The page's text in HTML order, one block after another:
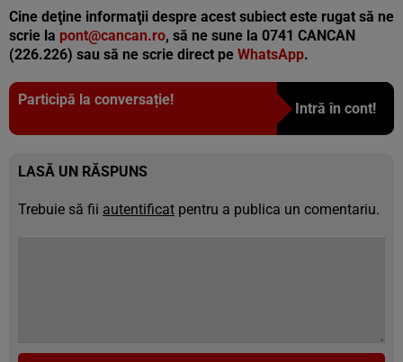
Cine deţine informaţii despre acest subiect este rugat să ne
scrie la pont@cancan.ro, să ne sune la 0741 CANCAN
(226.226) sau să ne scrie direct pe WhatsApp.
Participă la conversație!
Intră în cont!
LASĂ UN RĂSPUNS
Trebuie să fii autentificat pentru a publica un comentariu.